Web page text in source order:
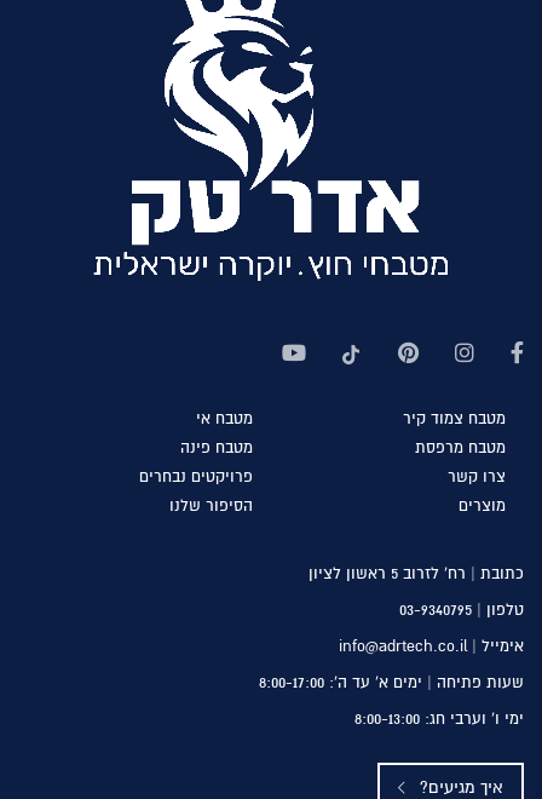
מטבח אי מטבח צמוד קיר
מטבח פינה מטבח מרפסת
פרויקטים נבחרים צרו קשר
הסיפור שלנו מוצרים
כתובת | רח’ לזרוב 5 ראשון לציון
טלפון | 03-9340795
אימייל | info@adrtech.co.il
שעות פתיחה | ימים א’ עד ה’: 8:00-17:00
ימי ו’ וערבי חג: 8:00-13:00
איך מגיעים?